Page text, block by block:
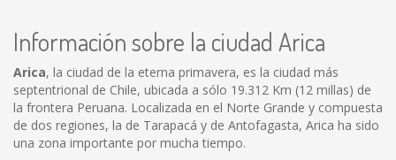
Información sobre la ciudad Arica
Arica, la ciudad de la eterna primavera, es la ciudad más
septentrional de Chile, ubicada a sólo 19.312 Km (12 millas) de
la frontera Peruana. Localizada en el Norte Grande y compuesta
de dos regiones, la de Tarapacá y de Antofagasta, Arica ha sido
una zona importante por mucha tiempo.